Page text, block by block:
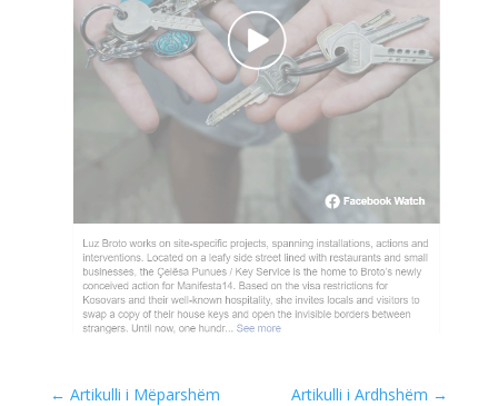
← Artikulli i Mëparshëm Artikulli i Ardhshëm →